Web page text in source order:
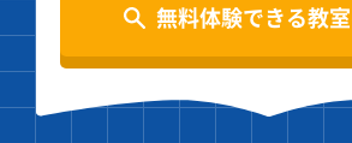
無料体験できる教